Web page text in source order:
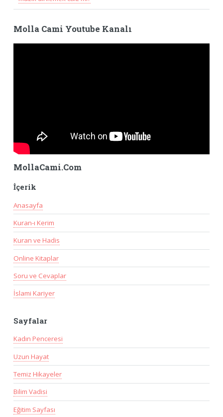
Molla Cami Youtube Kanalı
MollaCami.Com
İçerik
Anasayfa
Kuran-ı Kerim
Kuran ve Hadis
Online Kitaplar
Soru ve Cevaplar
İslami Kariyer
Sayfalar
Kadın Penceresi
Uzun Hayat
Temiz Hikayeler
Bilim Vadisi
Eğitim Sayfası